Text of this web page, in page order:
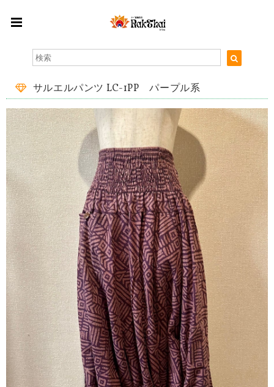
サルエルパンツ LC-1PP パープル系